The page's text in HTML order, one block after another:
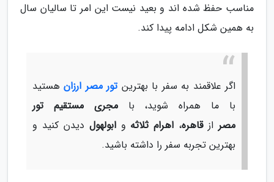
مناسب حفظ شده اند و بعید نیست این امر تا سالیان سال
به همین شکل ادامه پیدا کند.
اگر علاقمند به سفر با بهترینتور مصر ارزانهستید
با ما همراه شوید، بامجری مستقیم تور
مصر ازقاهره، اهرام ثلاثه وابولهول دیدن کنید و
بهترین تجربه سفر را داشته باشید.